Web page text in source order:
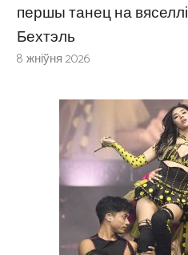
першы танец на вяселлі
Бехтэль
8 жніўня 2026